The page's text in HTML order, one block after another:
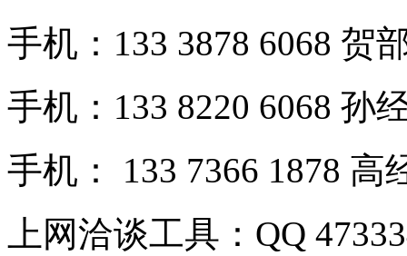
手机：133 3878 6068 贺
手机：133 8220 6068 孙
手机： 133 7366 1878 高
上网洽谈工具：QQ